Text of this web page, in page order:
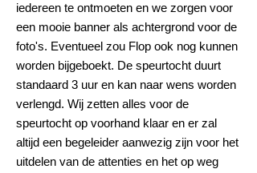
iedereen te ontmoeten en we zorgen voor
een mooie banner als achtergrond voor de
foto's. Eventueel zou Flop ook nog kunnen
worden bijgeboekt. De speurtocht duurt
standaard 3 uur en kan naar wens worden
verlengd. Wij zetten alles voor de
speurtocht op voorhand klaar en er zal
altijd een begeleider aanwezig zijn voor het
uitdelen van de attenties en het op weg